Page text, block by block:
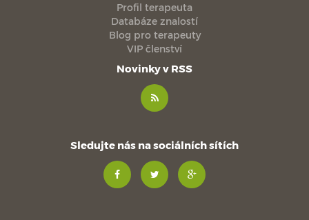
Profil terapeuta
Databáze znalostí
Blog pro terapeuty
VIP členství
Novinky v RSS
Sledujte nás na sociálních sítích